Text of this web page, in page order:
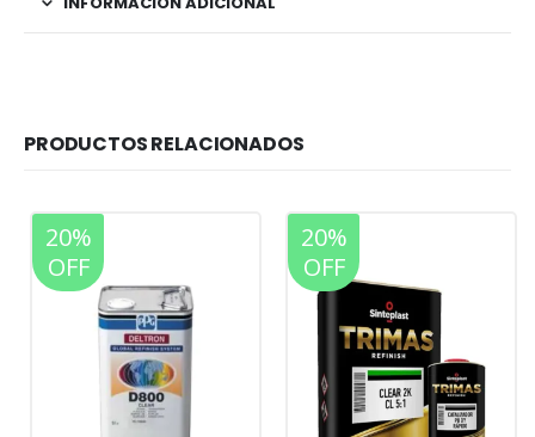
PRODUCTOS RELACIONADOS
20%
OFF
20%
OFF